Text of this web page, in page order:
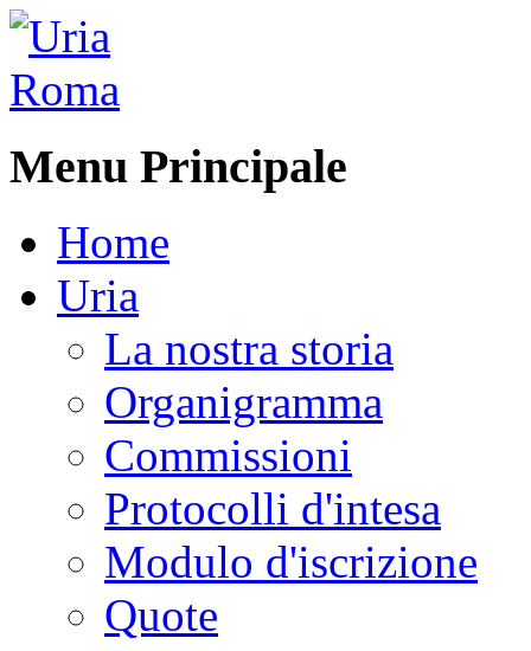
Menu Principale
Home
Uria
La nostra storia
Organigramma
Commissioni
Protocolli d'intesa
Modulo d'iscrizione
Quote